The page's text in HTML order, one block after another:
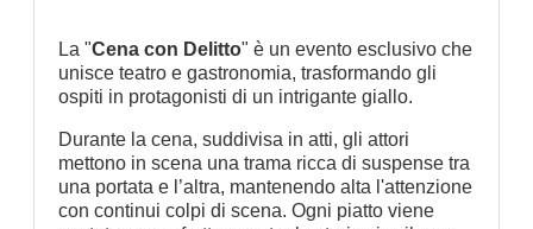
La "Cena con Delitto" è un evento esclusivo che
unisce teatro e gastronomia, trasformando gli
ospiti in protagonisti di un intrigante giallo.
Durante la cena, suddivisa in atti, gli attori
mettono in scena una trama ricca di suspense tra
una portata e l’altra, mantenendo alta l'attenzione
con continui colpi di scena. Ogni piatto viene